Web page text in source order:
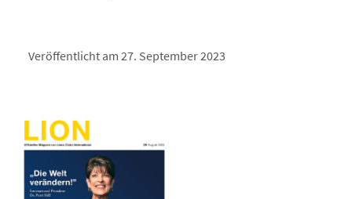
Veröffentlicht am 27. September 2023